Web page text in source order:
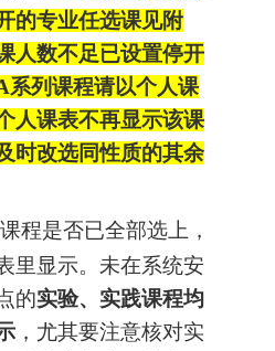
的专业任选课见附
人数不足已设置停开
系列课程请以个人课
人课表不再显示该课
时改选同性质的其余
程是否已全部选上，
里显示。未在系统安
的实验、实践课程均
，尤其要注意核对实